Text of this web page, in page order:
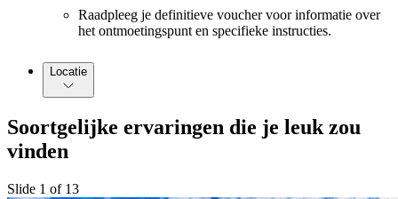
Raadpleeg je definitieve voucher voor informatie over
het ontmoetingspunt en specifieke instructies.
Locatie
Soortgelijke ervaringen die je leuk zou
vinden
Slide 1 of 13